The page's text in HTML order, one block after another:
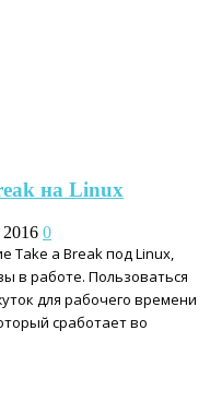
на Linux
2016 0
Take a Break под Linux,
в работе. Пользоваться
для рабочего времени
сработает во